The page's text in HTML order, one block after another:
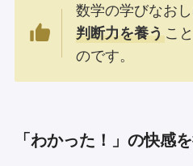
数学の学びなお
判断力を養うこ
のです。
「わかった！」の快感